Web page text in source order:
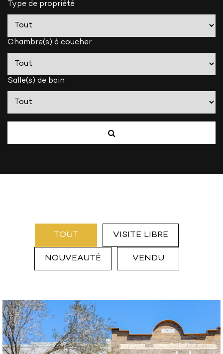
Type de propriété
Chambre(s) à coucher
Salle(s) de bain
TOUT VISITE LIBRE
NOUVEAUTÉ VENDU